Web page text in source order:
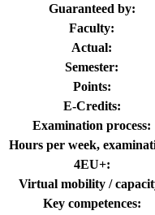
Guaranteed by:
Faculty:
Actual:
Semester:
Points:
E-Credits:
Examination process:
Hours per week,
4EU+:
Virtual mobility /
Key competences: